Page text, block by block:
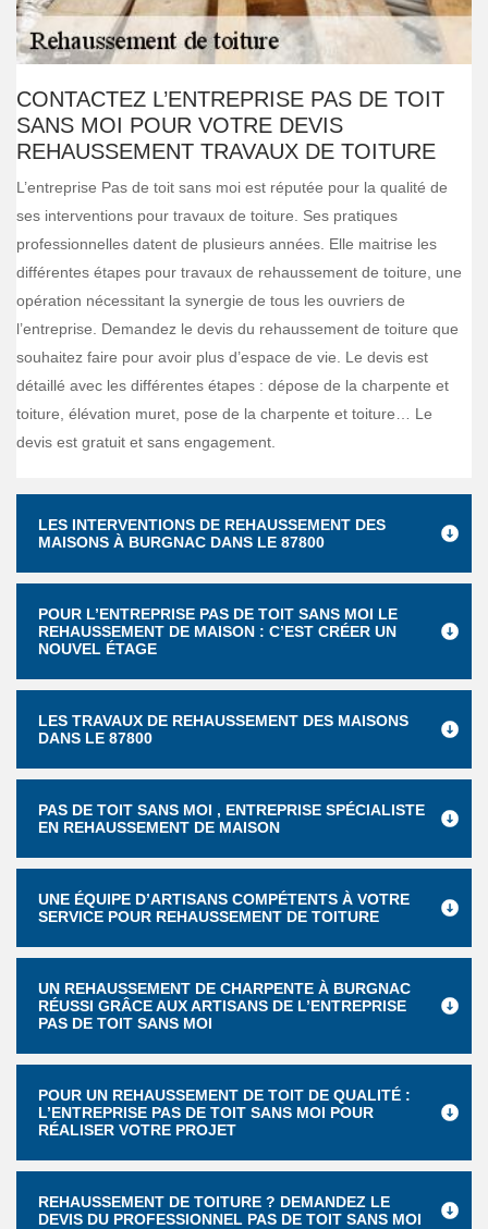
CONTACTEZ L’ENTREPRISE PAS DE TOIT
SANS MOI POUR VOTRE DEVIS
REHAUSSEMENT TRAVAUX DE TOITURE
L’entreprise Pas de toit sans moi est réputée pour la qualité de
ses interventions pour travaux de toiture. Ses pratiques
professionnelles datent de plusieurs années. Elle maitrise les
différentes étapes pour travaux de rehaussement de toiture, une
opération nécessitant la synergie de tous les ouvriers de
l’entreprise. Demandez le devis du rehaussement de toiture que
souhaitez faire pour avoir plus d’espace de vie. Le devis est
détaillé avec les différentes étapes : dépose de la charpente et
toiture, élévation muret, pose de la charpente et toiture… Le
devis est gratuit et sans engagement.
LES INTERVENTIONS DE REHAUSSEMENT DES
MAISONS À BURGNAC DANS LE 87800
POUR L’ENTREPRISE PAS DE TOIT SANS MOI LE
REHAUSSEMENT DE MAISON : C’EST CRÉER UN
NOUVEL ÉTAGE
LES TRAVAUX DE REHAUSSEMENT DES MAISONS
DANS LE 87800
PAS DE TOIT SANS MOI , ENTREPRISE SPÉCIALISTE
EN REHAUSSEMENT DE MAISON
UNE ÉQUIPE D’ARTISANS COMPÉTENTS À VOTRE
SERVICE POUR REHAUSSEMENT DE TOITURE
UN REHAUSSEMENT DE CHARPENTE À BURGNAC
RÉUSSI GRÂCE AUX ARTISANS DE L’ENTREPRISE
PAS DE TOIT SANS MOI
POUR UN REHAUSSEMENT DE TOIT DE QUALITÉ :
L’ENTREPRISE PAS DE TOIT SANS MOI POUR
RÉALISER VOTRE PROJET
REHAUSSEMENT DE TOITURE ? DEMANDEZ LE
DEVIS DU PROFESSIONNEL PAS DE TOIT SANS MOI